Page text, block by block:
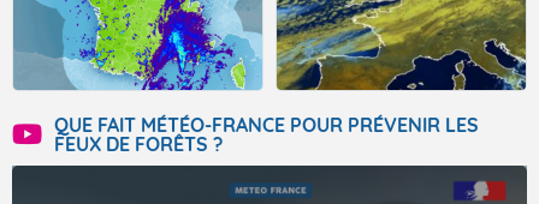
QUE FAIT MÉTÉO-FRANCE POUR PRÉVENIR LES
FEUX DE FORÊTS ?